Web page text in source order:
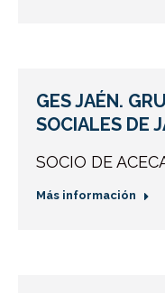
GES JAÉN.
SOCIALES DE
SOCIO DE
Más información